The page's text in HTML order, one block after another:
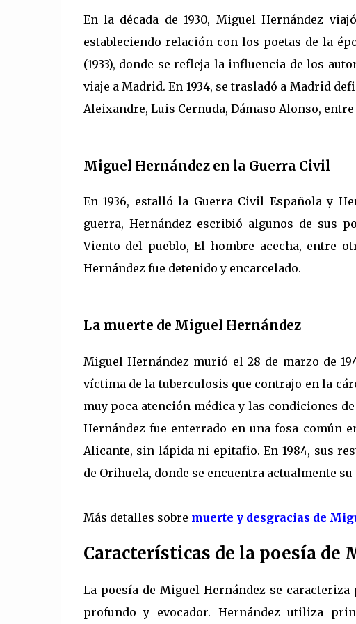
En la década de 1930, Miguel Hernández
estableciendo relación con los poetas de la
(1933), donde se refleja la influencia de los
viaje a Madrid. En 1934, se trasladó a Madrid
Aleixandre, Luis Cernuda, Dámaso Alonso,
Miguel Hernández en la Guerra Civil
En 1936, estalló la Guerra Civil Española y
guerra, Hernández escribió algunos de sus
Viento del pueblo, El hombre acecha, entre
Hernández fue detenido y encarcelado.
La muerte de Miguel Hernández
Miguel Hernández murió el 28 de marzo de
víctima de la tuberculosis que contrajo en la
muy poca atención médica y las condiciones
Hernández fue enterrado en una fosa común
Alicante, sin lápida ni epitafio. En 1984, sus
de Orihuela, donde se encuentra actualmente su
Más detalles sobre muerte y desgracias de
Características de la poesía de
La poesía de Miguel Hernández se
profundo y evocador. Hernández utiliza